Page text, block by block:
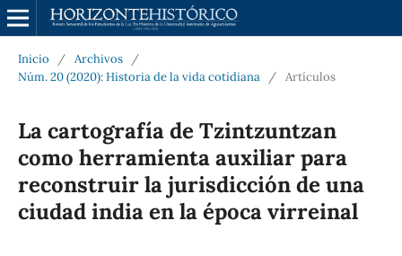
Inicio / Archivos
/
Núm. 20 (2020): Historia de la vida cotidiana
/ Artículos
La cartografía de Tzintzuntzan
como herramienta auxiliar para
reconstruir la jurisdicción de una
ciudad india en la época virreinal